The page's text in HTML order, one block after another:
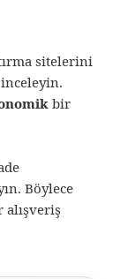
sitelerini
bir
Böylece
alışveriş